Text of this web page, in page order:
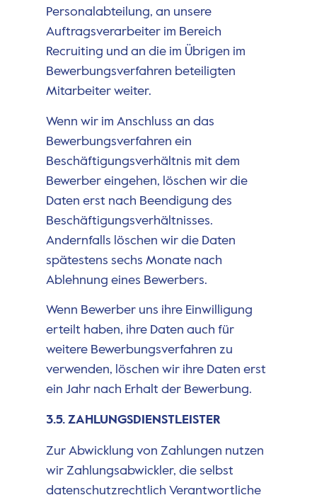
Personalabteilung, an unsere
Auftragsverarbeiter im Bereich
Recruiting und an die im Übrigen im
Bewerbungsverfahren beteiligten
Mitarbeiter weiter.
Wenn wir im Anschluss an das
Bewerbungsverfahren ein
Beschäftigungsverhältnis mit dem
Bewerber eingehen, löschen wir die
Daten erst nach Beendigung des
Beschäftigungsverhältnisses.
Andernfalls löschen wir die Daten
spätestens sechs Monate nach
Ablehnung eines Bewerbers.
Wenn Bewerber uns ihre Einwilligung
erteilt haben, ihre Daten auch für
weitere Bewerbungsverfahren zu
verwenden, löschen wir ihre Daten erst
ein Jahr nach Erhalt der Bewerbung.
3.5. ZAHLUNGSDIENSTLEISTER
Zur Abwicklung von Zahlungen nutzen
wir Zahlungsabwickler, die selbst
datenschutzrechtlich Verantwortliche